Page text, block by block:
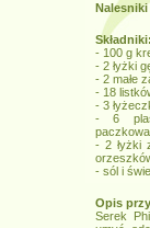
- 100 g
- 2 łyżki
- 2 małe
- 18
- 3
- 6
- 2 łyżki
- sól i
Opis
Serek